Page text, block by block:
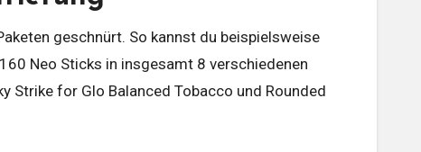
geschnürt. So kannst du beispielsweise
Neo Sticks in insgesamt 8 verschiedenen
Strike for Glo Balanced Tobacco und Rounded